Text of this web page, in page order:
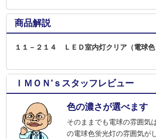
商品解説
１１－２１４ ＬＥＤ室内灯クリア（電球
ＩＭＯＮ’ｓスタッフレビュー
色の濃さが選べます
そのままでも電球の雰囲気
の電球色蛍光灯の雰囲気が